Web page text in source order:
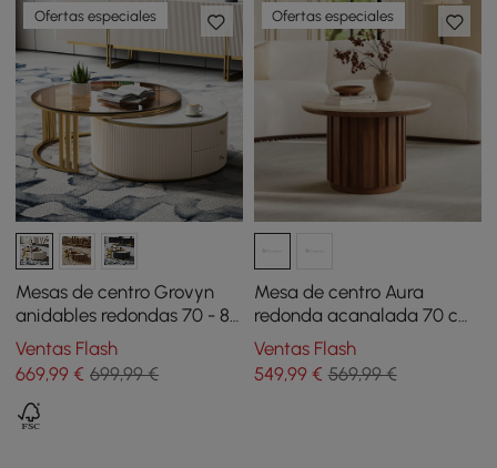
Ofertas especiales
Mesas de centro Grovyn
anidables redondas 70 - 80
cm con tapa de piedra
sinterizada marfil
Ventas Flash
669,99 € 699,99 €
Ofertas especiales
Mesa de centro Aura
redonda acanalada 70 cm
en madera de fresno y
tapa de piedra sinterizada
Ventas Flash
549,99€ 569,99 €